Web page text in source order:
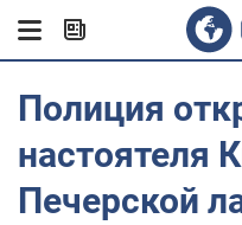
Полиция
настоятеля
Печерской